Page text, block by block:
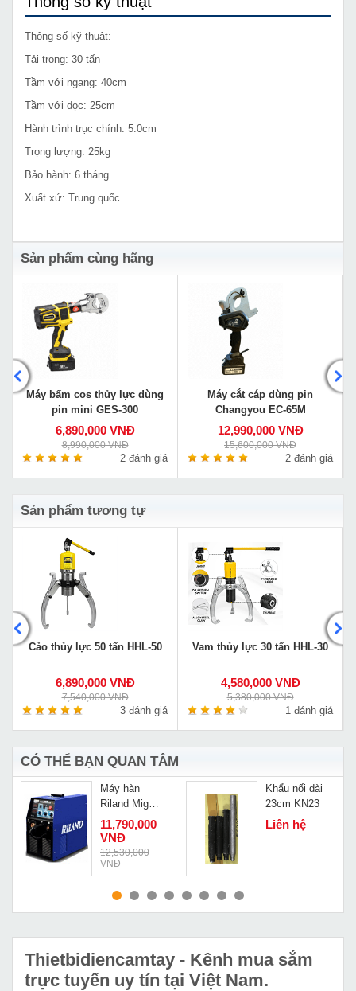
Thông số kỹ thuật:
Tải trọng: 30 tấn
Tầm với ngang: 40cm
Tầm với dọc: 25cm
Hành trình trục chính: 5.0cm
Trọng lượng: 25kg
Bảo hành: 6 tháng
Xuất xứ: Trung quốc
Sản phẩm cùng hãng
Máy bấm cos thủy lực dùng
pin mini GES-300
6,890,000 VNĐ
8,990,000 VNĐ
2 đánh giá
Máy cắt cáp dùng pin
Changyou EC-65M
12,990,000 VNĐ
15,600,000 VNĐ
2 đánh giá
Sản phẩm tương tự
Cảo thủy lực 50 tấn HHL-50
6,890,000 VNĐ
7,540,000 VNĐ
3 đánh giá
Vam thủy lực 30 tấn HHL-30
4,580,000 VNĐ
5,380,000 VNĐ
1 đánh giá
CÓ THỂ BẠN QUAN TÂM
Máy hàn
Riland Mig
250GW
11,790,000
VNĐ
12,530,000
VNĐ
MUA NGAY
Khẩu nối dài
23cm KN23
Liên hệ
Thietbidiencamtay - Kênh mua sắm
trực tuyến uy tín tại Việt Nam.